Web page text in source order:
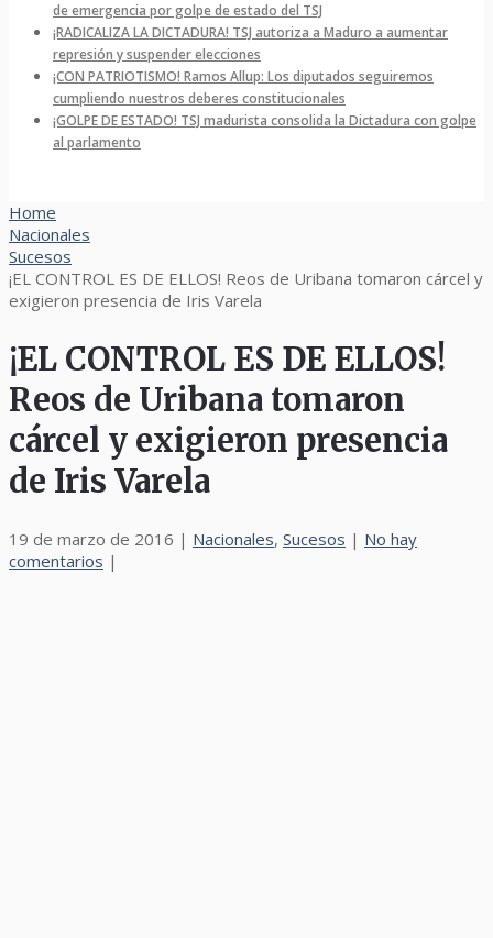
de emergencia por golpe de estado del TSJ
¡RADICALIZA LA DICTADURA! TSJ autoriza a Maduro a aumentar
represión y suspender elecciones
¡CON PATRIOTISMO! Ramos Allup: Los diputados seguiremos
cumpliendo nuestros deberes constitucionales
¡GOLPE DE ESTADO! TSJ madurista consolida la Dictadura con golpe
al parlamento
Home
Nacionales
Sucesos
¡EL CONTROL ES DE ELLOS! Reos de Uribana tomaron cárcel y
exigieron presencia de Iris Varela
¡EL CONTROL ES DE ELLOS!
Reos de Uribana tomaron
cárcel y exigieron presencia
de Iris Varela
19 de marzo de 2016 | Nacionales, Sucesos | No hay
comentarios |